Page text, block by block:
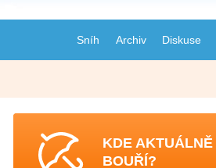
Sníh Archiv Diskuse
KDE AKTUÁLNĚ
BOUŘÍ?